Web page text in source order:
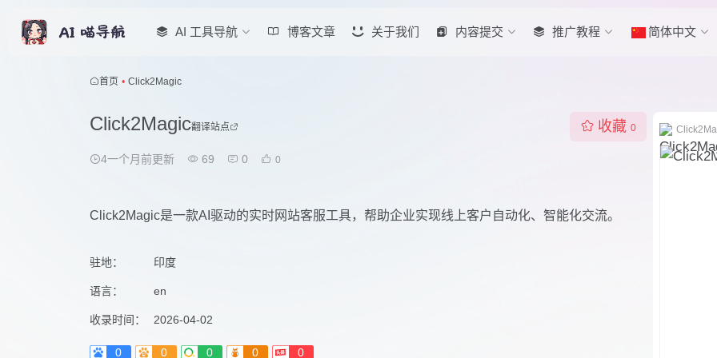
AI 工具导航 博客文章 关于我们 内容提交 推广教程 简体中文
首页 • Click2Magic
Click2Magic翻译站点
4一个月前更新 69 0 0
收藏 0
Click2Magic是一款AI驱动的实时网站客服工具，帮助企业实现线上客户自动化、智能化交流。
驻地： 印度
语言： en
收录时间： 2026-04-02
0 0 0 0 0